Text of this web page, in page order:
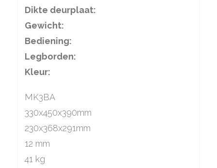
Dikte deurplaat:
Gewicht:
Bediening:
Legborden:
Kleur:
MK3BA
330x450x390mm
230x368x291mm
12 mm
41 kg